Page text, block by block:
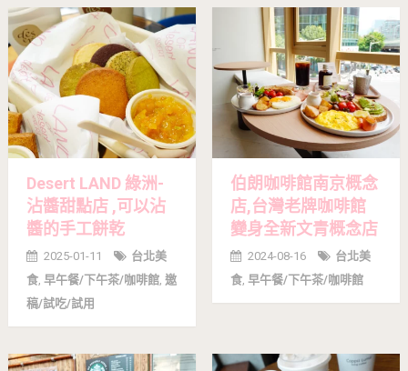
Desert LAND 綠洲-
沾醬甜點店 ,可以沾
醬的手工餅乾
2025-01-11
台北美
食, 早午餐/下午茶/咖啡館, 邀
稿/試吃/試用
伯朗咖啡館南京概念
店,台灣老牌咖啡館
變身全新文青概念店
2024-08-16
台北美
食, 早午餐/下午茶/咖啡館